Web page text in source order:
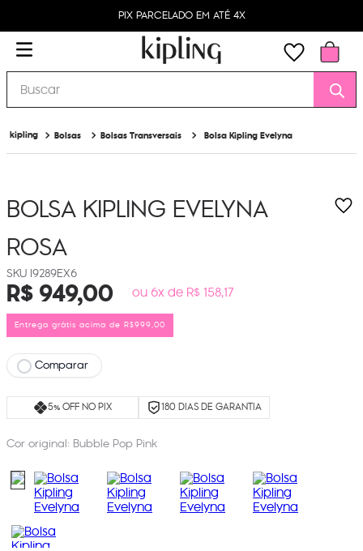
PIX PARCELADO EM ATÉ 4X
Buscar
Bolsas Bolsas Transversais Bolsa Kipling Evelyna
BOLSA KIPLING EVELYNA
ROSA
I9289EX6
R$949,00 ou 6x de R$ 158,17
Entrega grátis acima de R$999,00
Comparar
5% OFF NO PIX 180 DIAS DE GARANTIA
Cor original: Bubble Pop Pink